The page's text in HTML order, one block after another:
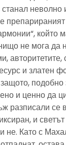
станал
който
не мога да
и златен
и ценно да
разписали се
и
не. Като с